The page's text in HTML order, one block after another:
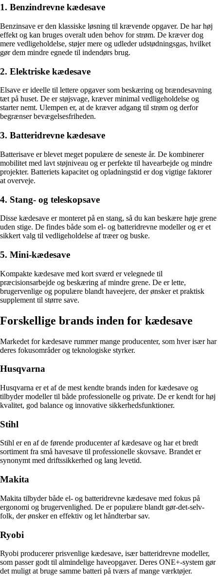
1. Benzindrevne kædesave
Benzinsave er den klassiske løsning til krævende opgaver. De har høj
effekt og kan bruges overalt uden behov for strøm. De kræver dog
mere vedligeholdelse, støjer mere og udleder udstødningsgas, hvilket
gør dem mindre egnede til indendørs brug.
2. Elektriske kædesave
Elsave er ideelle til lettere opgaver som beskæring og brændesavning
tæt på huset. De er støjsvage, kræver minimal vedligeholdelse og
starter nemt. Ulempen er, at de kræver adgang til strøm og derfor
begrænser bevægelsesfriheden.
3. Batteridrevne kædesave
Batterisave er blevet meget populære de seneste år. De kombinerer
mobilitet med lavt støjniveau og er perfekte til havearbejde og mindre
projekter. Batteriets kapacitet og opladningstid er dog vigtige faktorer
at overveje.
4. Stang- og teleskopsave
Disse kædesave er monteret på en stang, så du kan beskære høje grene
uden stige. De findes både som el- og batteridrevne modeller og er et
sikkert valg til vedligeholdelse af træer og buske.
5. Mini-kædesave
Kompakte kædesave med kort sværd er velegnede til
præcisionsarbejde og beskæring af mindre grene. De er lette,
brugervenlige og populære blandt haveejere, der ønsker et praktisk
supplement til større save.
Forskellige brands inden for kædesave
Markedet for kædesave rummer mange producenter, som hver især har
deres fokusområder og teknologiske styrker.
Husqvarna
Husqvarna er et af de mest kendte brands inden for kædesave og
tilbyder modeller til både professionelle og private. De er kendt for høj
kvalitet, god balance og innovative sikkerhedsfunktioner.
Stihl
Stihl er en af de førende producenter af kædesave og har et bredt
sortiment fra små havesave til professionelle skovsave. Brandet er
synonymt med driftssikkerhed og lang levetid.
Makita
Makita tilbyder både el- og batteridrevne kædesave med fokus på
ergonomi og brugervenlighed. De er populære blandt gør-det-selv-
folk, der ønsker en effektiv og let håndterbar sav.
Ryobi
Ryobi producerer prisvenlige kædesave, især batteridrevne modeller,
som passer godt til almindelige haveopgaver. Deres ONE+-system gør
det muligt at bruge samme batteri på tværs af mange værktøjer.